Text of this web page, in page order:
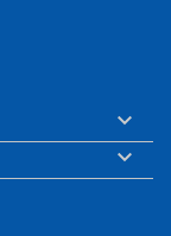

